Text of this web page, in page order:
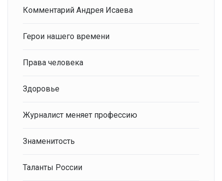
Комментарий Андрея Исаева
Герои нашего времени
Права человека
Здоровье
Журналист меняет профессию
Знаменитость
Таланты России